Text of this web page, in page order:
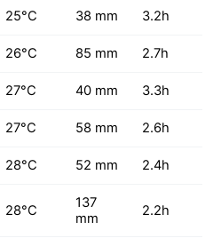
25°C 38 mm 3.2h
26°C 85 mm 2.7h
27°C 40 mm 3.3h
27°C 58 mm 2.6h
28°C 52 mm 2.4h
28°C
137
mm
2.2h